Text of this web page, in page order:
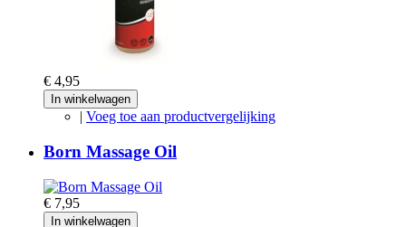
€ 4,95
In winkelwagen
| Voeg toe aan productvergelijking
Born Massage Oil
€ 7,95
In winkelwagen